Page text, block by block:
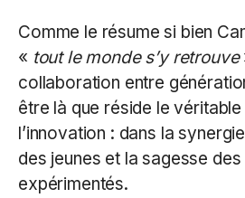
Comme le résume si bien
« tout le monde s’y retrouve
collaboration entre
être là que réside le
l’innovation : dans la
des jeunes et la sagesse des
expérimentés.